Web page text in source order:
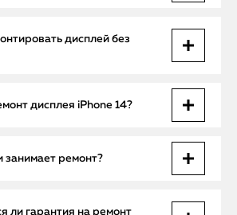
поломка платы или программная
определить точно невозможно.
дисплей без
таких случаях выполняется
дисплея iPhone 14?
от характера поломки. Замена дисплея
шлейфа — от 3 000 ₽.
занимает ремонт?
восстановление контактов, работа
ли гарантия на ремонт